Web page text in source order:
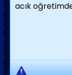
acık